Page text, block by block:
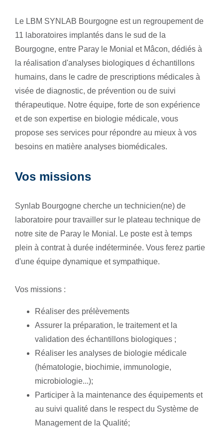
Le LBM SYNLAB Bourgogne est un regroupement de
11 laboratoires implantés dans le sud de la
Bourgogne, entre Paray le Monial et Mâcon, dédiés à
la réalisation d'analyses biologiques d échantillons
humains, dans le cadre de prescriptions médicales à
visée de diagnostic, de prévention ou de suivi
thérapeutique. Notre équipe, forte de son expérience
et de son expertise en biologie médicale, vous
propose ses services pour répondre au mieux à vos
besoins en matière analyses biomédicales.
Vos missions
Synlab Bourgogne cherche un technicien(ne) de
laboratoire pour travailler sur le plateau technique de
notre site de Paray le Monial. Le poste est à temps
plein à contrat à durée indéterminée. Vous ferez partie
d'une équipe dynamique et sympathique.
Vos missions :
Réaliser des prélèvements
Assurer la préparation, le traitement et la
validation des échantillons biologiques ;
Réaliser les analyses de biologie médicale
(hématologie, biochimie, immunologie,
microbiologie...);
Participer à la maintenance des équipements et
au suivi qualité dans le respect du Système de
Management de la Qualité;